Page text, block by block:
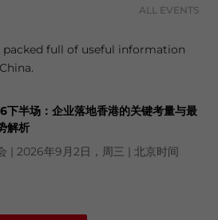
ALL EVENTS
packed full of useful information
下半场：企业落地香港的关键考量与最
解析
| 2026年9月2日，周三 | 北京时间